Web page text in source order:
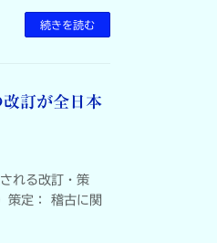
続きを読む
改訂が全日本
れる改訂・策
定： 稽古に関